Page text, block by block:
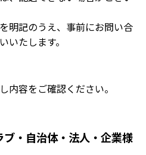
明記のうえ、事前にお問い合
いたします。
内容をご確認ください。
・自治体・法人・企業様